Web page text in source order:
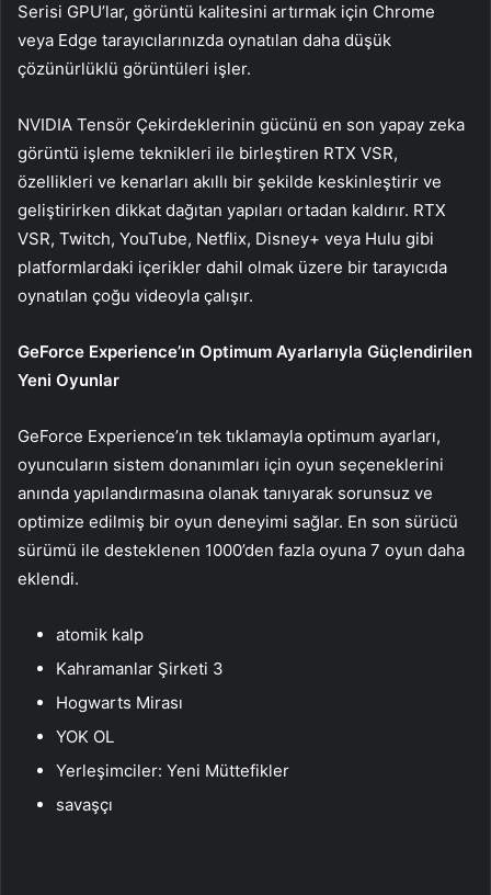
Serisi GPU’lar, görüntü kalitesini artırmak için Chrome
veya Edge tarayıcılarınızda oynatılan daha düşük
çözünürlüklü görüntüleri işler.
NVIDIA Tensör Çekirdeklerinin gücünü en son yapay zeka
görüntü işleme teknikleri ile birleştiren RTX VSR,
özellikleri ve kenarları akıllı bir şekilde keskinleştirir ve
geliştirirken dikkat dağıtan yapıları ortadan kaldırır. RTX
VSR, Twitch, YouTube, Netflix, Disney+ veya Hulu gibi
platformlardaki içerikler dahil olmak üzere bir tarayıcıda
oynatılan çoğu videoyla çalışır.
GeForce Experience’ın Optimum Ayarlarıyla Güçlendirilen
Yeni Oyunlar
GeForce Experience’ın tek tıklamayla optimum ayarları,
oyuncuların sistem donanımları için oyun seçeneklerini
anında yapılandırmasına olanak tanıyarak sorunsuz ve
optimize edilmiş bir oyun deneyimi sağlar. En son sürücü
sürümü ile desteklenen 1000’den fazla oyuna 7 oyun daha
eklendi.
atomik kalp
Kahramanlar Şirketi 3
Hogwarts Mirası
YOK OL
Yerleşimciler: Yeni Müttefikler
savaşçı